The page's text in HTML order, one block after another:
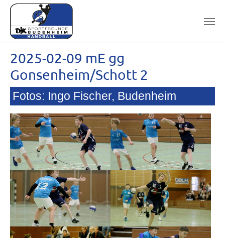
2025-02-09 mE gg
Gonsenheim/Schott 2
Fotos: Ingo Fischer, Budenheim